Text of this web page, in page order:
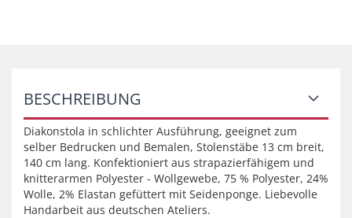
BESCHREIBUNG
Diakonstola in schlichter Ausführung, geeignet zum
selber Bedrucken und Bemalen, Stolenstäbe 13 cm breit,
140 cm lang. Konfektioniert aus strapazierfähigem und
knitterarmen Polyester - Wollgewebe, 75 % Polyester, 24%
Wolle, 2% Elastan gefüttert mit Seidenponge. Liebevolle
Handarbeit aus deutschen Ateliers.